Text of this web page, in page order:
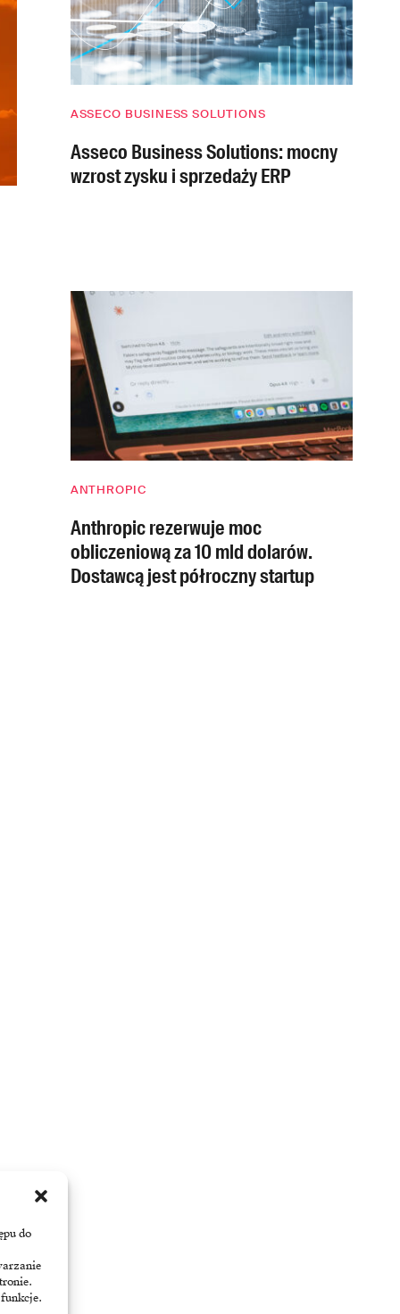
do
ASSECO BUSINESS SOLUTIONS
Asseco Business Solutions: mocny
wzrost zysku i sprzedaży ERP
ANTHROPIC
Anthropic rezerwuje moc
obliczeniową za 10 mld dolarów.
Dostawcą jest półroczny startup